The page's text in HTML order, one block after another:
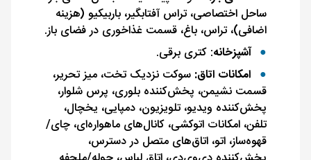
ساحل اختصاصی، تراس آفتابگیر، باربیکیو (هزینه
اضافی)، تراس، باغ، قسمت غذاخوری در فضای باز.
آشپزخانه: کتری برقی.
امکانات اتاق: سوکت نزدیک تخت، میز تحریر،
قسمت نشیمن، پخش‌کننده بلوری، پرس شلوار،
پخش‌کننده ویدیو، تلویزیون، دمپایی، یخچال،
تلفن، امکانات اتوکشی، کانال‌های ماهواره‌ای، چای/
قهوه‌ساز، اتو، اتاق‌های متصل در دسترس،